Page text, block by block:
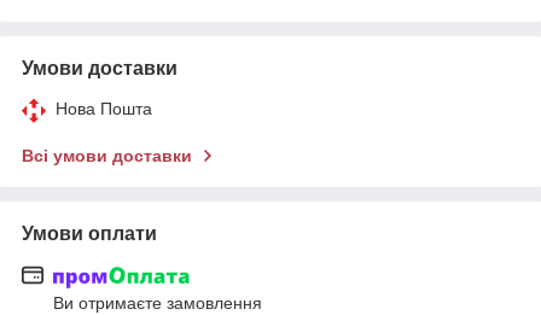
Умови доставки
Нова Пошта
Всі умови доставки
Умови оплати
Ви отримаєте замовлення